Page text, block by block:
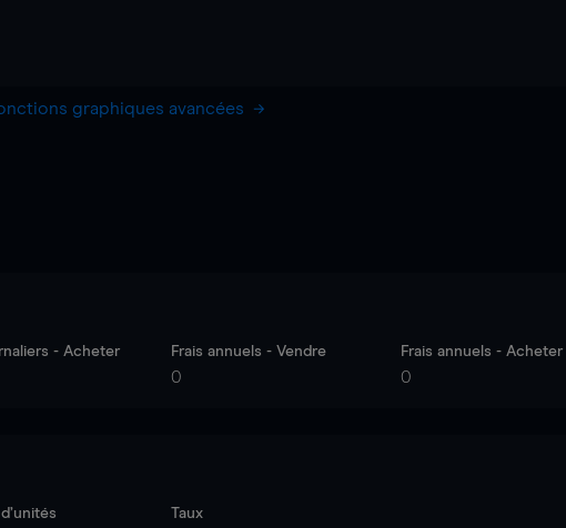
graphiques avancées
- Acheter Frais annuels - Vendre
0
Frais annuels - Acheter
0
Taux